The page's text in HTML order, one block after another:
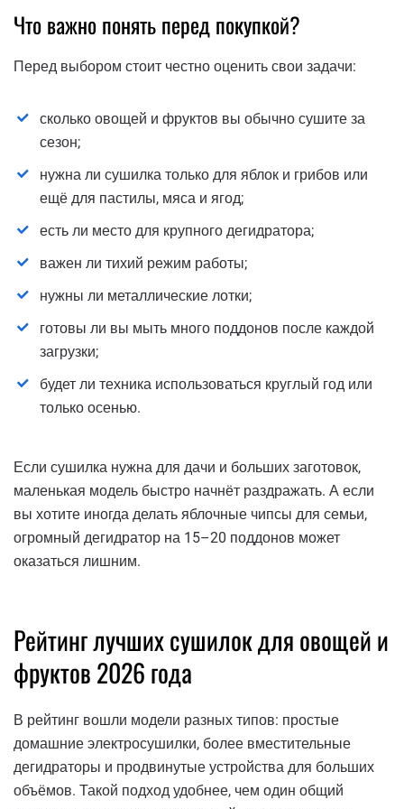
Что важно понять перед покупкой?
Перед выбором стоит честно оценить свои задачи:
сколько овощей и фруктов вы обычно сушите за
сезон;
нужна ли сушилка только для яблок и грибов или
ещё для пастилы, мяса и ягод;
есть ли место для крупного дегидратора;
важен ли тихий режим работы;
нужны ли металлические лотки;
готовы ли вы мыть много поддонов после каждой
загрузки;
будет ли техника использоваться круглый год или
только осенью.
Если сушилка нужна для дачи и больших заготовок,
маленькая модель быстро начнёт раздражать. А если
вы хотите иногда делать яблочные чипсы для семьи,
огромный дегидратор на 15–20 поддонов может
оказаться лишним.
Рейтинг лучших сушилок для овощей и
фруктов 2026 года
В рейтинг вошли модели разных типов: простые
домашние электросушилки, более вместительные
дегидраторы и продвинутые устройства для больших
объёмов. Такой подход удобнее, чем один общий